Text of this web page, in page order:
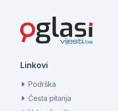
Linkovi
Podrška
Česta pitanja